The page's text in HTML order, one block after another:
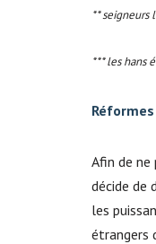
** seigneurs
*** les hans
Afin de ne
décide de
les
étrangers